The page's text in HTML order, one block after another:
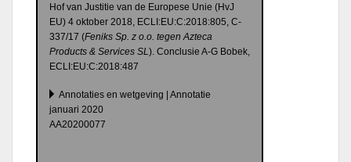
Hof van Justitie van de Europese Unie (HvJ
EU) 4 oktober 2018, ECLI:EU:C:2018:805, C-
337/17 (Feniks Sp. z o.o. tegen Azteca
Products & Services SL ). Conclusie A-G Bobek,
ECLI:EU:C:2018:487
Annotaties en wetgeving | Annotatie
januari 2020
AA20200077